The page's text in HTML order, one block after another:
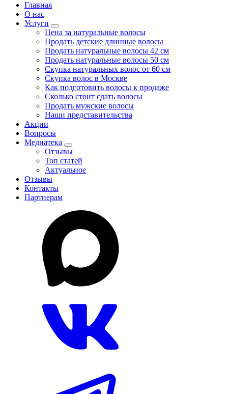
Главная
О нас
Услуги
Цена за натуральные волосы
Продать детские длинные волосы
Продать натуральные волосы 42 см
Продать натуральные волосы 50 см
Скупка натуральных волос от 60 см
Скупка волос в Москве
Как подготовить волосы к продаже
Сколько стоит сдать волосы
Продать мужские волосы
Наши представительства
Акции
Вопросы
Медиатека
Отзывы
Топ статей
Актуальное
Отзывы
Контакты
Партнерам